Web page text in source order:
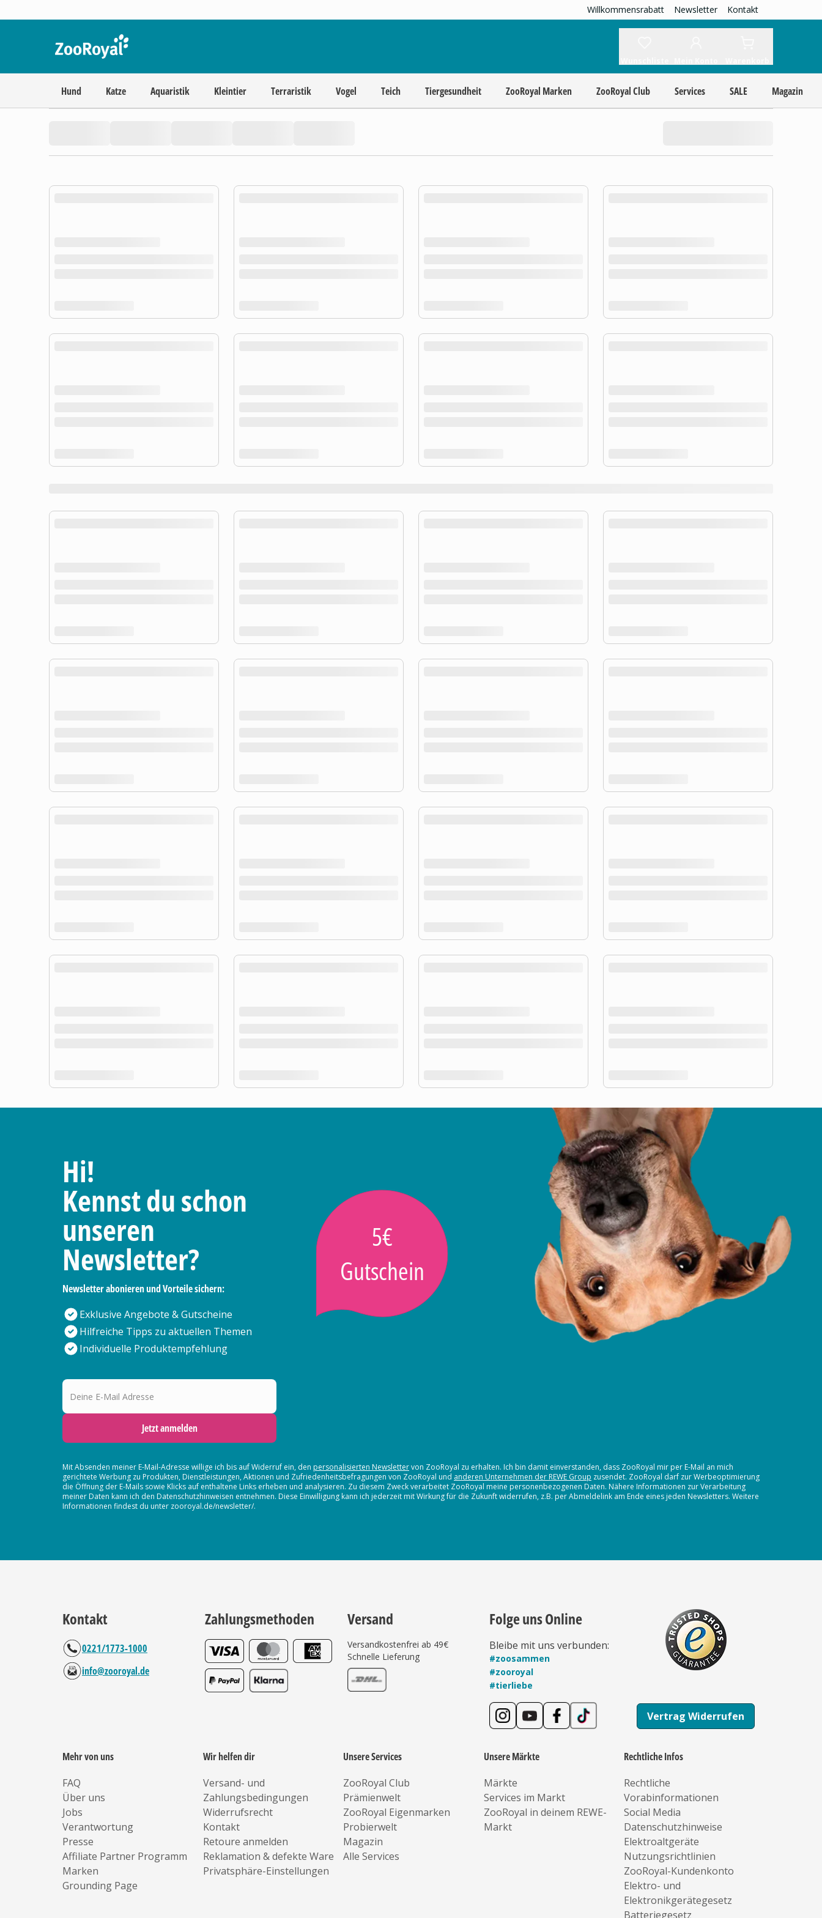
Willkommensrabatt Newsletter Kontakt
Hund Katze Aquaristik Kleintier Terraristik Vogel Teich Tiergesundheit ZooRoyal Marken ZooRoyal Club Services SALE
Magazin
Hi!
Kennst du schon
unseren
Newsletter?
Newsletter abonieren und Vorteile sichern:
Exklusive Angebote & Gutscheine
Hilfreiche Tipps zu aktuellen Themen
Individuelle Produktempfehlung
5€
Gutschein
Deine E-Mail Adresse
Jetzt anmelden
Mit Absenden meiner E-Mail-Adresse willige ich bis auf Widerruf ein, den personalisierten Newslettervon ZooRoyal zu erhalten. Ich bin damit einverstanden, dass ZooRoyal mir per E-Mail an mich
gerichtete Werbung zu Produkten, Dienstleistungen, Aktionen und Zufriedenheitsbefragungen von ZooRoyal und anderen Unternehmen der REWE Group zusendet. ZooRoyal darf zur Werbeoptimierung
die Öffnung der E-Mails sowie Klicks auf enthaltene Links erheben und analysieren. Zu diesem Zweck verarbeitet ZooRoyal meine personenbezogenen Daten. Nähere Informationen zur Verarbeitung
meiner Daten kann ich den Datenschutzhinweisen entnehmen. Diese Einwilligung kann ich jederzeit mit Wirkung für die Zukunft widerrufen, z.B. per Abmeldelink am Ende eines jeden Newsletters. Weitere
Informationen findest du unter zooroyal.de/newsletter/.
Kontakt
0221/1773-1000
info@zooroyal.de
Zahlungsmethoden Versand
Versandkostenfrei ab 49€
Schnelle Lieferung
Folge uns Online
Bleibe mit uns verbunden:
#zoosammen
#zooroyal
#tierliebe
Vertrag Widerrufen
Mehr von uns
FAQ
Über uns
Jobs
Verantwortung
Presse
Affiliate Partner Programm
Marken
Grounding Page
Wir helfen dir
Versand- und
Zahlungsbedingungen
Widerrufsrecht
Kontakt
Retoure anmelden
Reklamation & defekte Ware
Privatsphäre-Einstellungen
Unsere Services
ZooRoyal Club
Prämienwelt
ZooRoyal Eigenmarken
Probierwelt
Magazin
Alle Services
Unsere Märkte
Märkte
Services im Markt
ZooRoyal in deinem REWE-
Markt
Rechtliche Infos
Rechtliche
Vorabinformationen
Social Media
Datenschutzhinweise
Elektroaltgeräte
Nutzungsrichtlinien
ZooRoyal-Kundenkonto
Elektro- und
Elektronikgerätegesetz
Batteriegesetz